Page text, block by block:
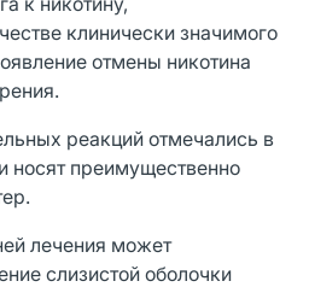
клинически значимого
отмены никотина
реакций отмечались в
носят преимущественно
лечения может
слизистой оболочки